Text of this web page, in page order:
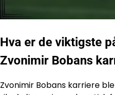
Hva er de viktigste
Zvonimir Bobans
Zvonimir Bobans karriere